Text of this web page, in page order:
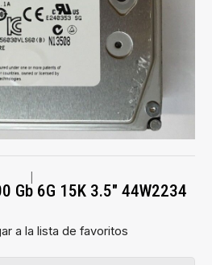
Gb 6G 15K 3.5" 44W2234
a la lista de favoritos